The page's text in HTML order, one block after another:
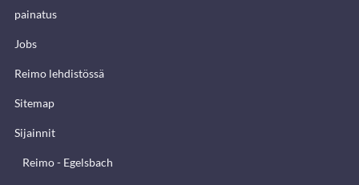
painatus
Jobs
Reimo lehdistössä
Sitemap
Sijainnit
Reimo - Egelsbach